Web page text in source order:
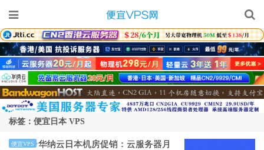
标签：便宜日本 VPS
便宜VPS
华纳云日本机房促销：云服务器月